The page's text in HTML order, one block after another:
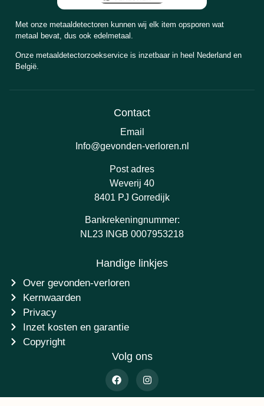
Met onze metaaldetectoren kunnen wij elk item opsporen wat
metaal bevat, dus ook edelmetaal.
Onze metaaldetectorzoekservice is inzetbaar in heel Nederland en
België.
Contact
Email
Info@gevonden-verloren.nl
Post adres
Weverij 40
8401 PJ Gorredijk
Bankrekeningnummer:
NL23 INGB 0007953218
Handige linkjes
Over gevonden-verloren
Kernwaarden
Privacy
Inzet kosten en garantie
Copyright
Volg ons